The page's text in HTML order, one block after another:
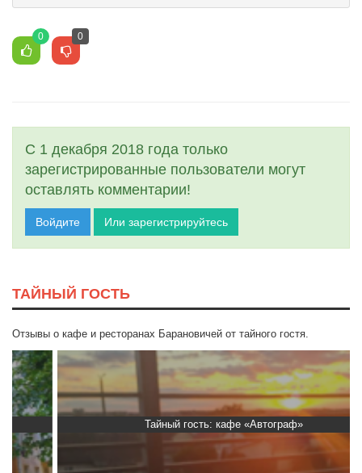
0 0
С 1 декабря 2018 года только
зарегистрированные пользователи могут
оставлять комментарии!
Войдите Или зарегистрируйтесь
ТАЙНЫЙ ГОСТЬ
Отзывы о кафе и ресторанах Барановичей от тайного гостя.
Тайный гость: кафе «Автограф»